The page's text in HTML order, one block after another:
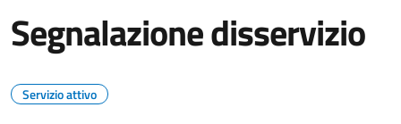
Segnalazione disservizio
Servizio attivo